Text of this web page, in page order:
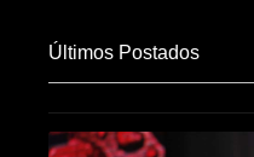
Últimos Postados